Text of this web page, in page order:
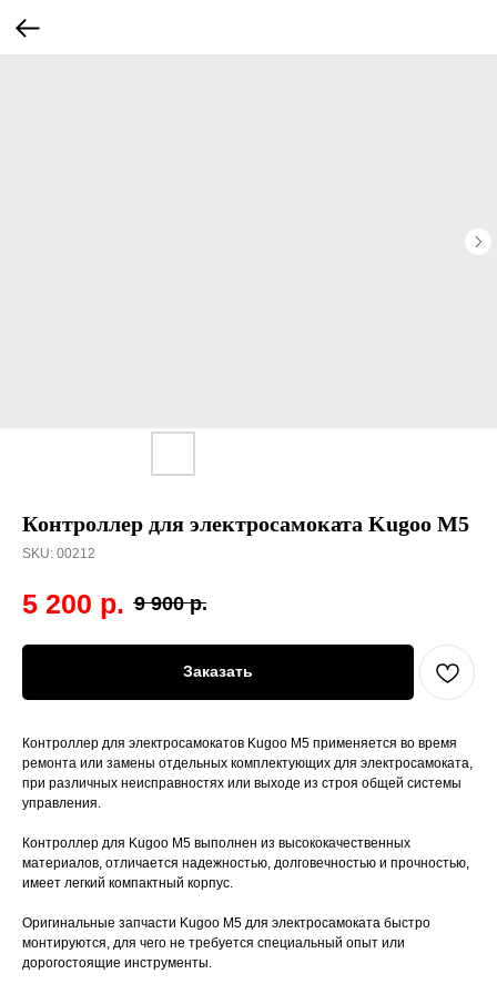
Контроллер для электросамоката Kugoo M5
SKU: 00212
5 200 р. 9 900 р.
Заказать
Контроллер для электросамокатов Kugoo M5 применяется во время
ремонта или замены отдельных комплектующих для электросамоката,
при различных неисправностях или выходе из строя общей системы
управления.
Контроллер для Kugoo M5 выполнен из высококачественных
материалов, отличается надежностью, долговечностью и прочностью,
имеет легкий компактный корпус.
Оригинальные запчасти Kugoo M5 для электросамоката быстро
монтируются, для чего не требуется специальный опыт или
дорогостоящие инструменты.